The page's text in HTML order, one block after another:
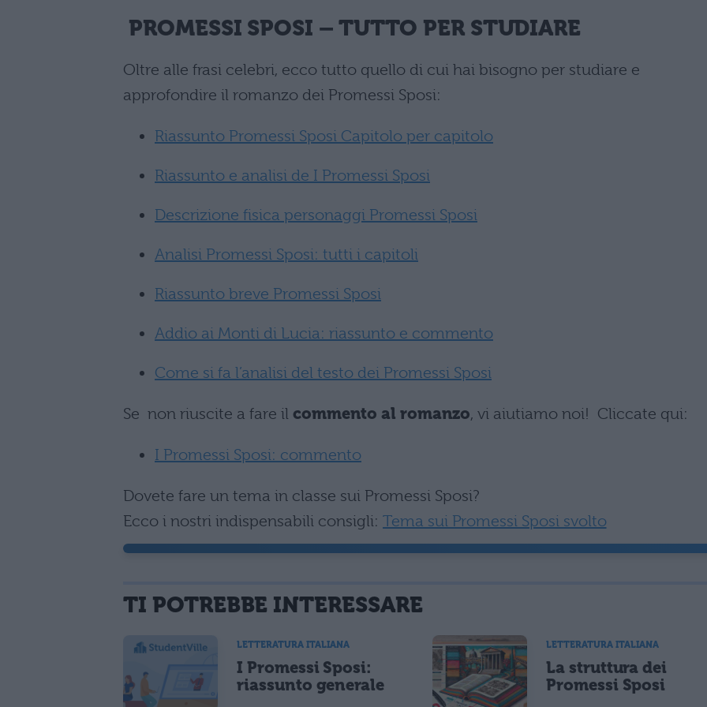
PROMESSI SPOSI – TUTTO PER STUDIARE
Oltre alle frasi celebri, ecco tutto quello di cui hai bisogno per studiare e
approfondire il romanzo dei Promessi Sposi:
Riassunto Promessi Sposi Capitolo per capitolo
Riassunto e analisi de I Promessi Sposi
Descrizione fisica personaggi Promessi Sposi
Analisi Promessi Sposi: tutti i capitoli
Riassunto breve Promessi Sposi
Addio ai Monti di Lucia: riassunto e commento
Come si fa l’analisi del testo dei Promessi Sposi
Se non riuscite a fare il commento al romanzo, vi aiutiamo noi! Cliccate qui:
I Promessi Sposi: commento
Dovete fare un tema in classe sui Promessi Sposi?
Ecco i nostri indispensabili consigli: Tema sui Promessi Sposi svolto
TI POTREBBE INTERESSARE
LETTERATURA ITALIANA
I Promessi Sposi:
riassunto generale
LETTERATURA ITALIANA
La struttura dei
Promessi Sposi